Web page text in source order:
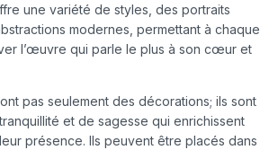
une variété de styles, des portraits
modernes, permettant à chaque
l’œuvre qui parle le plus à son cœur et
pas seulement des décorations; ils sont
et de sagesse qui enrichissent
présence. Ils peuvent être placés dans